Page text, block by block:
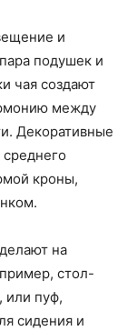
и
подушек и
чая создают
между
Декоративные
кроны,
на
стол-
или пуф,
сидения и